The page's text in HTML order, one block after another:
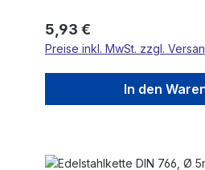
Regulärer Preis:
5,93 €
Preise inkl. MwSt. zzgl.
In den